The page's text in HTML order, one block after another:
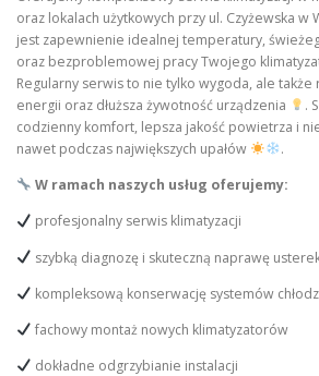
oraz lokalach użytkowych przy ul. Czyżewska w
jest zapewnienie idealnej temperatury,
oraz bezproblemowej pracy Twojego
Regularny serwis to nie tylko wygoda, ale także
energii oraz dłuższa żywotność urządzenia
.
codzienny komfort, lepsza jakość powietrza i
nawet podczas największych upałów
.
W ramach naszych usług oferujemy:
profesjonalny serwis klimatyzacji
szybką diagnozę i skuteczną naprawę
kompleksową konserwację systemów
fachowy montaż nowych klimatyzatorów
dokładne odgrzybianie instalacji